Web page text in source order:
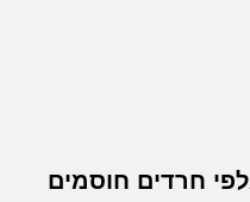
חרדים חוסמים